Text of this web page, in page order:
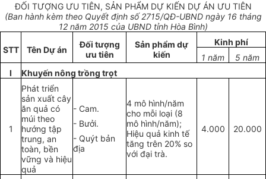
ĐỐI TƯỢNG ƯU TIÊN, SẢN PHẨM DỰ KIẾN DỰ ÁN ƯU TIÊN
(Ban hành kèm theo Quyết định số 2715/QĐ-UBND ngày 16 tháng
12 năm 2015 của UBND tỉnh Hòa Bình)
STT Tên Dự án
Đối tượng
ưu tiên
Sản phẩm dự
kiến
Kinh phí
1 năm
5 năm
I
Khuyến nông trồng trọt
1
Phát triển
sản xuất cây
ăn quả có
múi theo
hướng tập
trung, an
toàn, bền
vững và hiệu
quả
- Cam.
- Bưởi.
- Quýt bản
địa
4 mô hình/năm
cho mỗi loại (8
mô hình/năm);
Hiệu quả kinh tế
tăng trên 20% so
với đại trà.
4.000 20.000